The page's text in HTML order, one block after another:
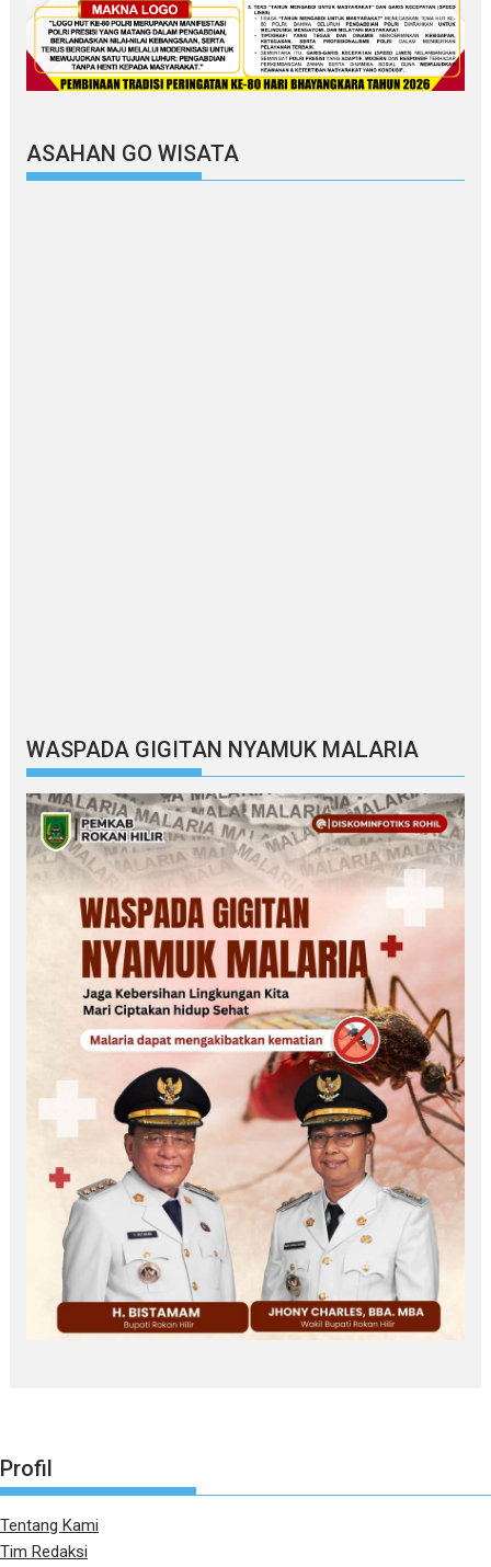
ASAHAN GO WISATA
WASPADA GIGITAN NYAMUK MALARIA
Profil
Tentang Kami
Tim Redaksi